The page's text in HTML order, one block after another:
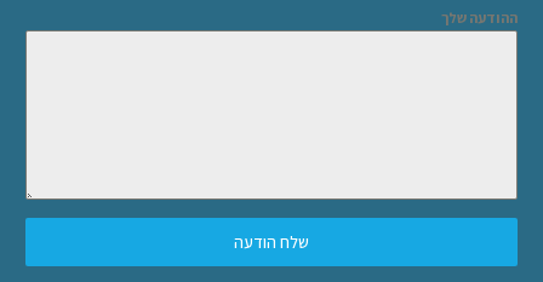
ההודעה שלך
שלח הודעה